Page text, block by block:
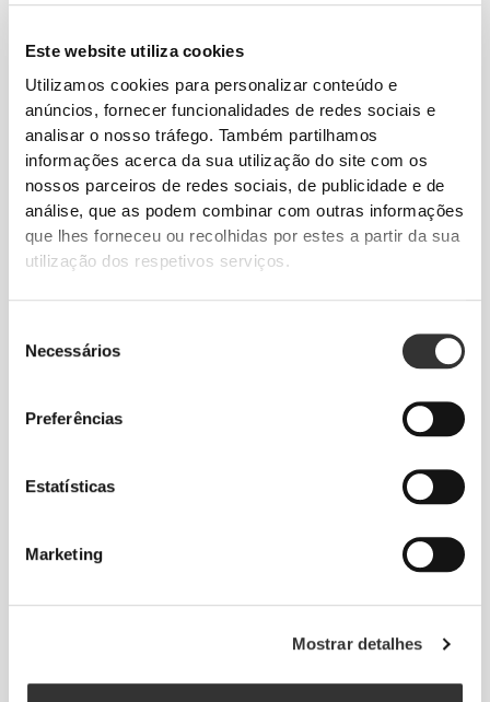
Este website utiliza cookies
Utilizamos cookies para personalizar conteúdo e
anúncios, fornecer funcionalidades de redes sociais e
analisar o nosso tráfego. Também partilhamos
informações acerca da sua utilização do site com os
nossos parceiros de redes sociais, de publicidade e de
análise, que as podem combinar com outras informações
que lhes forneceu ou recolhidas por estes a partir da sua
utilização dos respetivos serviços.
Necessários
Preferências
Estatísticas
Marketing
Mostrar detalhes